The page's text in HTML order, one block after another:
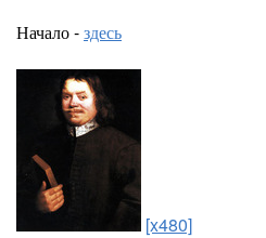
Начало -здесь
[x480]